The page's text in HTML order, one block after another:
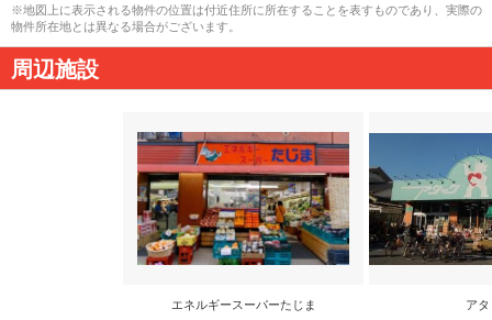
※地図上に表示される物件の位置は付近住所に所在することを表すものであり、実際の
物件所在地とは異なる場合がございます。
周辺施設
エネルギースーパーたじま ア